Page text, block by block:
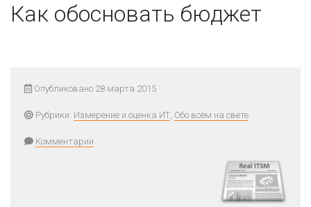
Как обосновать бюджет
Опубликовано 28 марта 2015
Рубрики: Измерение и оценка ИТ, Обо всём на свете
Комментарии